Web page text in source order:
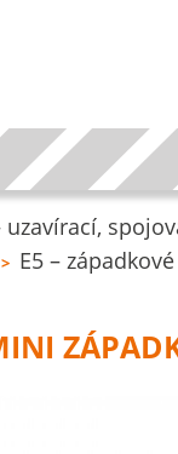
uzavírací,
> E5 –